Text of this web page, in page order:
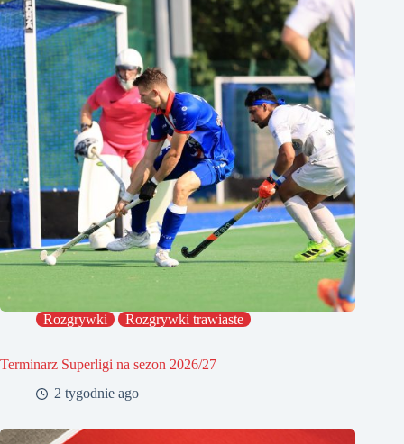
Rozgrywki Rozgrywki trawiaste
Terminarz Superligi na sezon 2026/27
2 tygodnie ago